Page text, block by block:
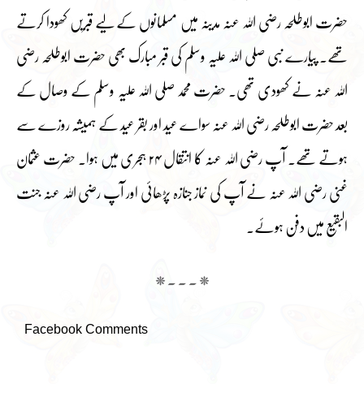
حضرت ابوطلحہ رضی اللہ عنہ مدینہ میں مسلمانوں کے لیے قبریں کھودا کرتے
تھے۔ پیارے نبی صلی اللہ علیہ وسلم کی قبر مبارک بھی حضرت ابوطلحہ رضی
اللہ عنہ نے کھودی تھی۔ حضرت محمد صلی اللہ علیہ وسلم کے وصال کے
بعد حضرت ابوطلحہ رضی اللہ عنہ سواے عید اور بقر عید کے ہمیشہ روزے سے
ہوتے تھے۔ آپ رضی اللہ عنہ کا انتقال ۲۴ ہجری میں ہوا۔ حضرت عثمان
غنی رضی اللہ عنہ نے آپ کی نماز جنازہ پڑھائی اور آپ رضی اللہ عنہ جنت
البقیع میں دفن ہوئے۔
*۔۔۔*
Facebook Comments